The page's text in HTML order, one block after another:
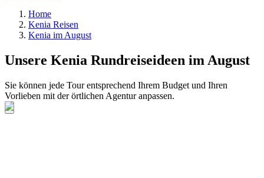
Home
Kenia Reisen
Kenia im August
Unsere Kenia Rundreiseideen im August
Sie können jede Tour entsprechend Ihrem Budget und Ihren
Vorlieben mit der örtlichen Agentur anpassen.